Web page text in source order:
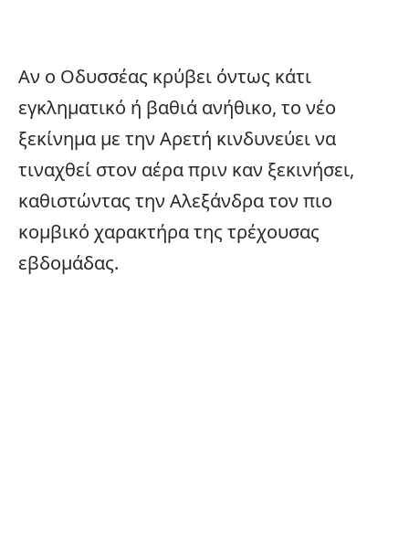
Αν ο Οδυσσέας κρύβει όντως κάτι
εγκληματικό ή βαθιά ανήθικο, το νέο
ξεκίνημα με την Αρετή κινδυνεύει να
τιναχθεί στον αέρα πριν καν ξεκινήσει,
καθιστώντας την Αλεξάνδρα τον πιο
κομβικό χαρακτήρα της τρέχουσας
εβδομάδας.